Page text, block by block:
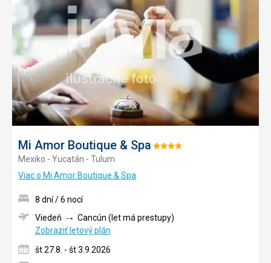
Mi Amor Boutique & Spa Hodnotenie:
Mexiko - Yucatán - Tulum
Viac o Mi Amor Boutique & Spa
8 dní / 6 nocí
Viedeň
Cancún (let má prestupy)
Zobraziť letový plán
št 27.8. - št 3.9.2026